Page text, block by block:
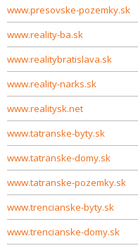
www.presovske-pozemky.sk
www.reality-ba.sk
www.realitybratislava.sk
www.reality-narks.sk
www.realitysk.net
www.tatranske-byty.sk
www.tatranske-domy.sk
www.tatranske-pozemky.sk
www.trencianske-byty.sk
www.trencianske-domy.sk